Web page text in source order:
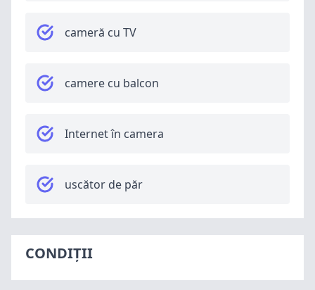
cameră cu TV
camere cu balcon
Internet în camera
uscător de păr
CONDIȚII